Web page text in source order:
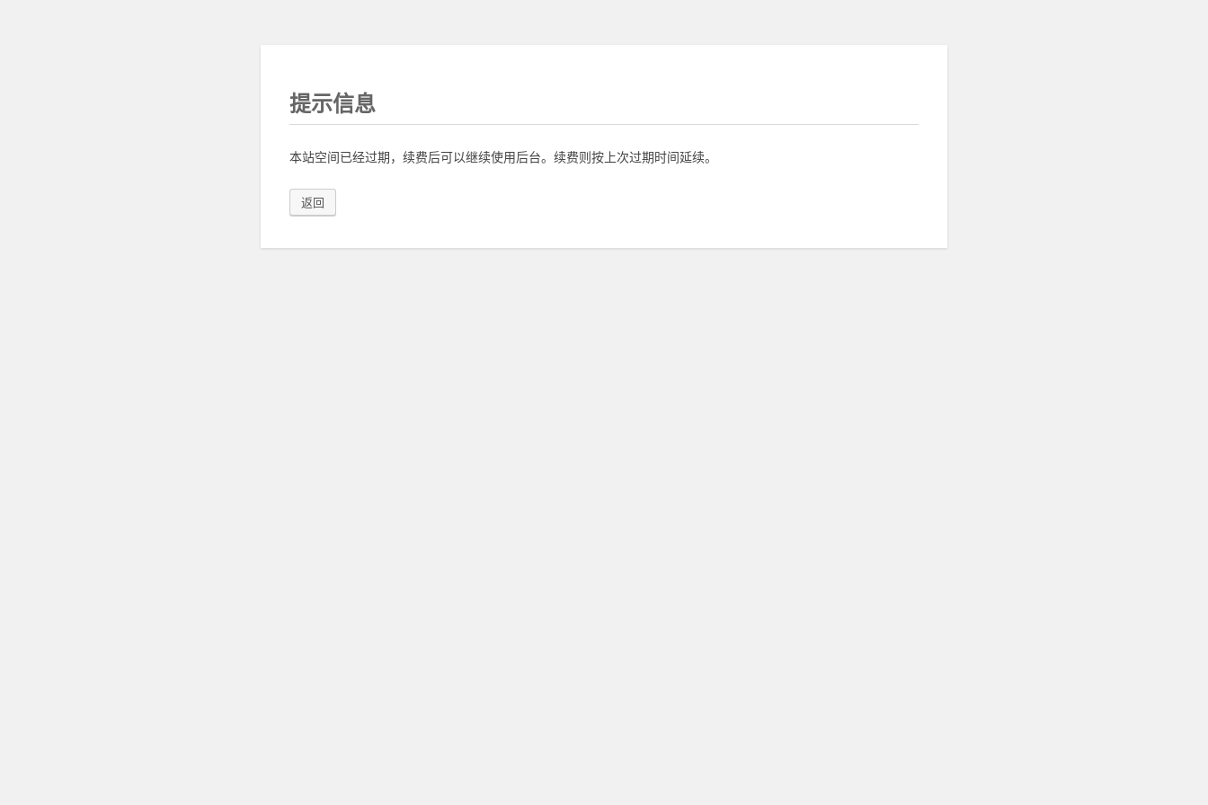
提示信息
本站空间已经过期，续费后可以继续使用后台。续费则按上次过期时间延续。
返回